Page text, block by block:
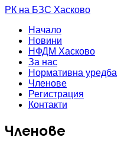
РК на БЗС Хасково
Начало
Новини
НФДМ Хасково
За нас
Нормативна уредба
Членове
Регистрация
Контакти
Членове